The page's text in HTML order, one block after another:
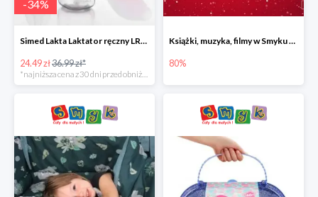
-34%
Simed Lakta Laktator ręczny LR-8 -34%
24.49 zł36.99 zł*
*najniższa cena z 30 dni przed obniżką
Książki, muzyka, filmy w Smyku do -80%
80%